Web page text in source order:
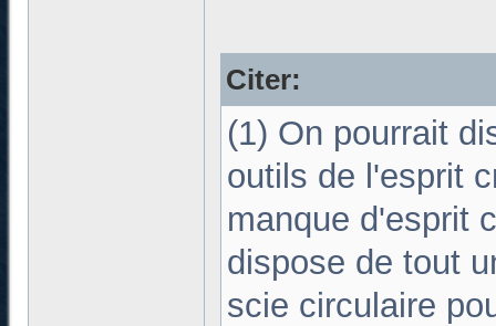
Citer:
(1) On pourrait
outils de l'esprit
manque d'esprit
dispose de tout
scie circulaire